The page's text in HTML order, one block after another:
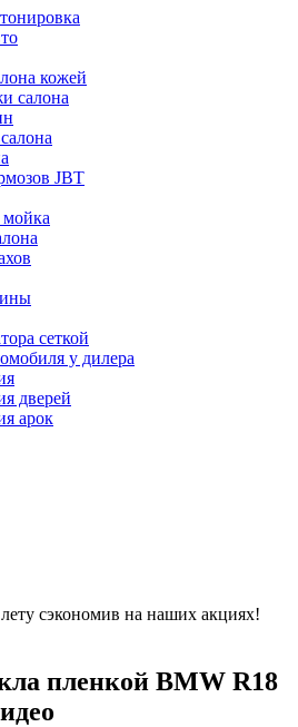
кожей
салона
JBT
сеткой
у дилера
дверей
арок
сэкономив на наших акциях!
пленкой BMW R18